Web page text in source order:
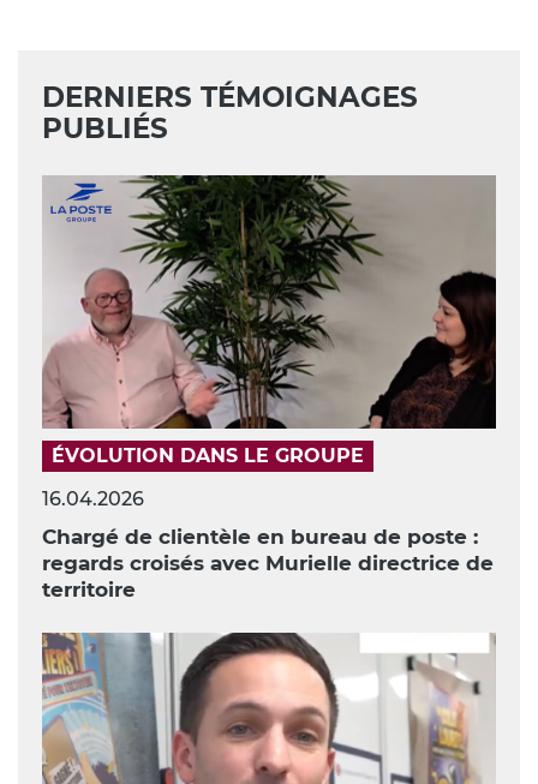
DERNIERS TÉMOIGNAGES
PUBLIÉS
ÉVOLUTION DANS LE GROUPE
16.04.2026
Chargé de clientèle en bureau de poste :
regards croisés avec Murielle directrice de
territoire